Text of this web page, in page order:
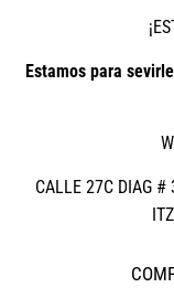
Estamos para
CALLE 27C DIAG #